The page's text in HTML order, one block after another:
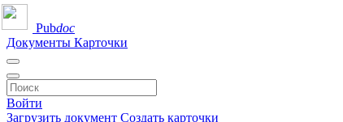
Pubdoc
Документы Карточки
Войти
Загрузить документ Создать карточки